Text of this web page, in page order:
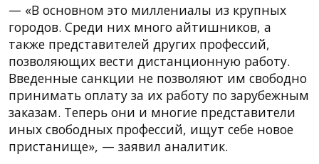
— «В основном это миллениалы из крупных
городов. Среди них много айтишников, а
также представителей других профессий,
позволяющих вести дистанционную работу.
Введенные санкции не позволяют им свободно
принимать оплату за их работу по зарубежным
заказам. Теперь они и многие представители
иных свободных профессий, ищут себе новое
пристанище», — заявил аналитик.